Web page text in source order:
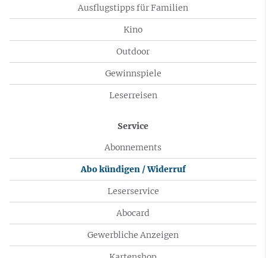
Ausflugstipps für Familien
Kino
Outdoor
Gewinnspiele
Leserreisen
Service
Abonnements
Abo kündigen / Widerruf
Leserservice
Abocard
Gewerbliche Anzeigen